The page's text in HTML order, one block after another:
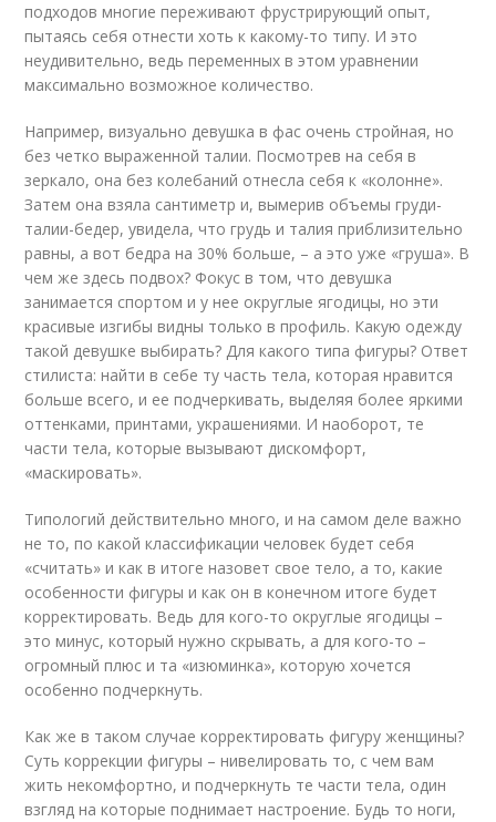
подходов многие переживают фрустрирующий опыт,
пытаясь себя отнести хоть к какому-то типу. И это
неудивительно, ведь переменных в этом уравнении
максимально возможное количество.
Например, визуально девушка в фас очень стройная, но
без четко выраженной талии. Посмотрев на себя в
зеркало, она без колебаний отнесла себя к «колонне».
Затем она взяла сантиметр и, вымерив объемы груди-
талии-бедер, увидела, что грудь и талия приблизительно
равны, а вот бедра на 30% больше, – а это уже «груша». В
чем же здесь подвох? Фокус в том, что девушка
занимается спортом и у нее округлые ягодицы, но эти
красивые изгибы видны только в профиль. Какую одежду
такой девушке выбирать? Для какого типа фигуры? Ответ
стилиста: найти в себе ту часть тела, которая нравится
больше всего, и ее подчеркивать, выделяя более яркими
оттенками, принтами, украшениями. И наоборот, те
части тела, которые вызывают дискомфорт,
«маскировать».
Типологий действительно много, и на самом деле важно
не то, по какой классификации человек будет себя
«считать» и как в итоге назовет свое тело, а то, какие
особенности фигуры и как он в конечном итоге будет
корректировать. Ведь для кого-то округлые ягодицы –
это минус, который нужно скрывать, а для кого-то –
огромный плюс и та «изюминка», которую хочется
особенно подчеркнуть.
Как же в таком случае корректировать фигуру женщины?
Суть коррекции фигуры – нивелировать то, с чем вам
жить некомфортно, и подчеркнуть те части тела, один
взгляд на которые поднимает настроение. Будь то ноги,